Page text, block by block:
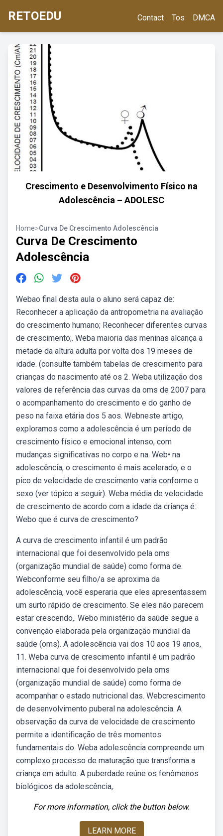
RETOEDU Contact Tos DMCA
Crescimento e Desenvolvimento Físico na
Adolescência – ADOLESC
Home>Curva De Crescimento Adolescência
Curva De Crescimento
Adolescência
Webao final desta aula o aluno será capaz de:
Reconhecer a aplicação da antropometria na avaliação
do crescimento humano; Reconhecer diferentes curvas
de crescimento;. Weba maioria das meninas alcança a
metade da altura adulta por volta dos 19 meses de
idade. (consulte também tabelas de crescimento para
crianças do nascimento até os 2. Weba utilização dos
valores de referência das curvas da oms de 2007 para
o acompanhamento do crescimento e do ganho de
peso na faixa etária dos 5 aos. Webneste artigo,
exploramos como a adolescência é um período de
crescimento físico e emocional intenso, com
mudanças significativas no corpo e na. Web• na
adolescência, o crescimento é mais acelerado, e o
pico de velocidade de crescimento varia conforme o
sexo (ver tópico a seguir). Weba média de velocidade
de crescimento de acordo com a idade da criança é:
Webo que é curva de crescimento?
A curva de crescimento infantil é um padrão
internacional que foi desenvolvido pela oms
(organização mundial de saúde) como forma de.
Webconforme seu filho/a se aproxima da
adolescência, você esperaria que eles apresentassem
um surto rápido de crescimento. Se eles não parecem
estar crescendo,. Webo ministério da saúde segue a
convenção elaborada pela organização mundial da
saúde (oms). A adolescência vai dos 10 aos 19 anos,
11. Weba curva de crescimento infantil é um padrão
internacional que foi desenvolvido pela oms
(organização mundial de saúde) como forma de
acompanhar o estado nutricional das. Webcrescimento
de desenvolvimento puberal na adolescência. A
observação da curva de velocidade de crescimento
permite a identificação de três momentos
fundamentais do. Weba adolescência compreende um
complexo processo de maturação que transforma a
criança em adulto. A puberdade reúne os fenômenos
biológicos da adolescência,.
For more information, click the button below.
LEARN MORE